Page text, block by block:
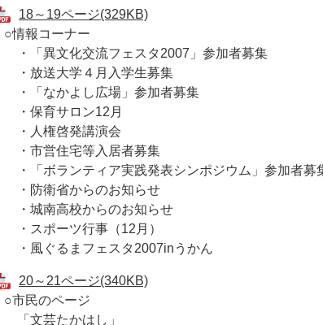
18～19ページ(329KB)
報コーナー
異文化交流フェスタ2007」参加者募集
送大学４月入学生募集
なかよし広場」参加者募集
育サロン12月
権啓発講演会
営住宅等入居者募集
ボランティア実践発表シンポジウム」参加者募
衛省からのお知らせ
南高校からのお知らせ
ポーツ行事（12月）
ぐるまフェスタ2007inうかん
20～21ページ(340KB)
民のページ
芸たかはし」